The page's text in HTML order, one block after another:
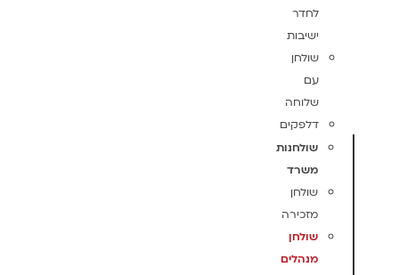
לחדר
ישיבות
שולחן
עם
שלוחה
דלפקים
שולחנות
משרד
שולחן
מזכירה
שולחן
מנהלים